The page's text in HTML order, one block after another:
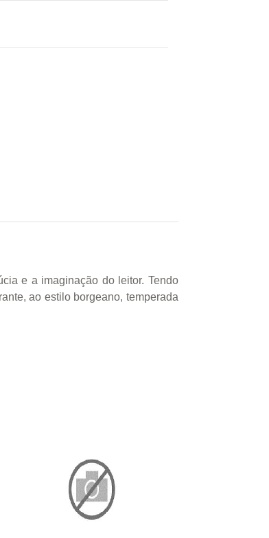
e a imaginação do leitor. Tendo
ao estilo borgeano, temperada